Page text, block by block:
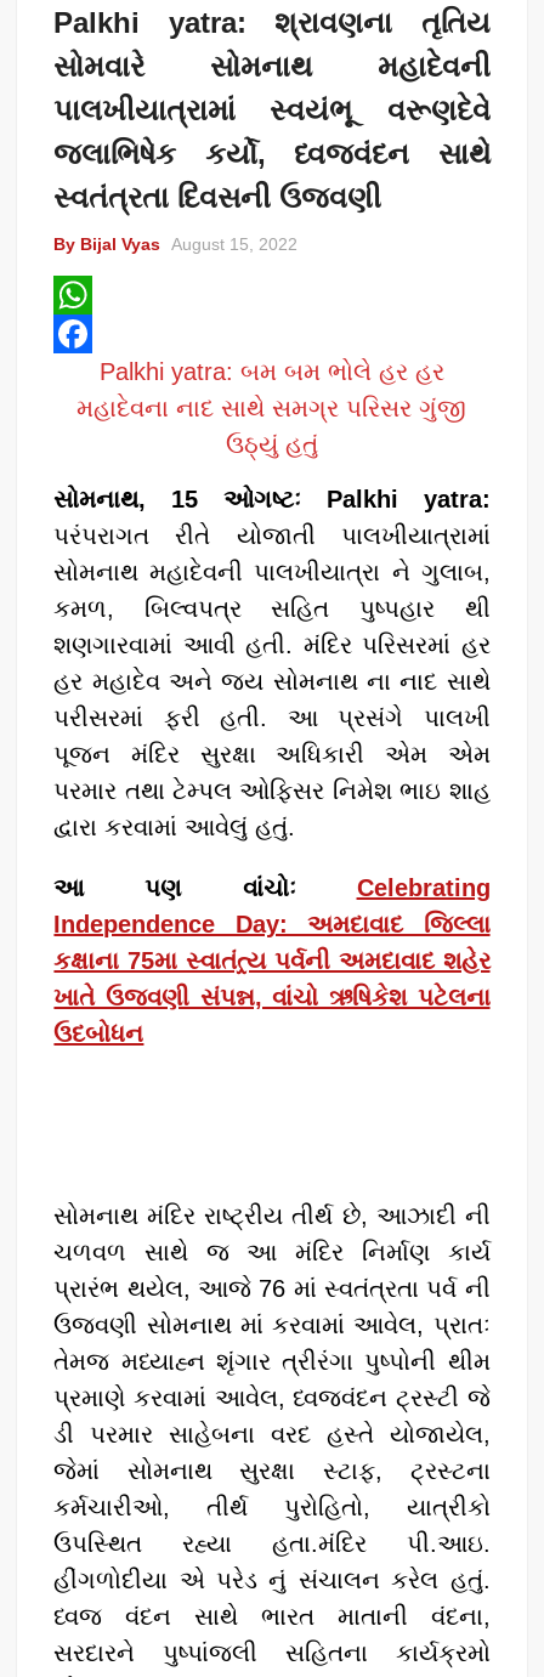
Palkhi yatra: શ્રાવણના તૃતિય
સોમવારે સોમનાથ મહાદેવની
પાલખીયાત્રામાં સ્વયંભૂ વરૂણદેવે
જલાભિષેક કર્યો, ધ્વજવંદન સાથે
સ્વતંત્રતા દિવસની ઉજવણી
By Bijal Vyas August 15, 2022
W
s
A
p
p
e
b
o
o
k
Palkhi yatra: બમ બમ ભોલે હર હર
મહાદેવના નાદ સાથે સમગ્ર પરિસર ગુંજી
ઉઠ્યું હતું
સોમનાથ, 15 ઓગષ્ટઃ Palkhi yatra:
પરંપરાગત રીતે યોજાતી પાલખીયાત્રામાં
સોમનાથ મહાદેવની પાલખીયાત્રા ને ગુલાબ,
કમળ, બિલ્વપત્ર સહિત પુષ્પહાર થી
શણગારવામાં આવી હતી. મંદિર પરિસરમાં હર
હર મહાદેવ અને જય સોમનાથ ના નાદ સાથે
પરીસરમાં ફરી હતી. આ પ્રસંગે પાલખી
પૂજન મંદિર સુરક્ષા અધિકારી એમ એમ
પરમાર તથા ટેમ્પલ ઓફિસર નિમેશ ભાઇ શાહ
દ્વારા કરવામાં આવેલું હતું.
આ પણ વાંચોઃ Celebrating
Independence Day: અમદાવાદ જિલ્લા
કક્ષાના 75મા સ્વાતંત્ર્ય પર્વની અમદાવાદ શહેર
ખાતે ઉજવણી સંપન્ન, વાંચો ઋષિકેશ પટેલના
ઉદબોધન
સોમનાથ મંદિર રાષ્ટ્રીય તીર્થ છે, આઝાદી ની
ચળવળ સાથે જ આ મંદિર નિર્માણ કાર્ય
પ્રારંભ થયેલ, આજે 76 માં સ્વતંત્રતા પર્વ ની
ઉજવણી સોમનાથ માં કરવામાં આવેલ, પ્રાતઃ
તેમજ મધ્યાહ્ન શૃંગાર ત્રીરંગા પુષ્પોની થીમ
પ્રમાણે કરવામાં આવેલ, ધ્વજવંદન ટ્રસ્ટી જે
ડી પરમાર સાહેબના વરદ હસ્તે યોજાયેલ,
જેમાં સોમનાથ સુરક્ષા સ્ટાફ, ટ્રસ્ટના
કર્મચારીઓ, તીર્થ પુરોહિતો, યાત્રીકો
ઉપસ્થિત રહ્યા હતા.મંદિર પી.આઇ.
હીંગળોદીયા એ પરેડ નું સંચાલન કરેલ હતું.
ધ્વજ વંદન સાથે ભારત માતાની વંદના,
સરદારને પુષ્પાંજલી સહિતના કાર્યક્રમો